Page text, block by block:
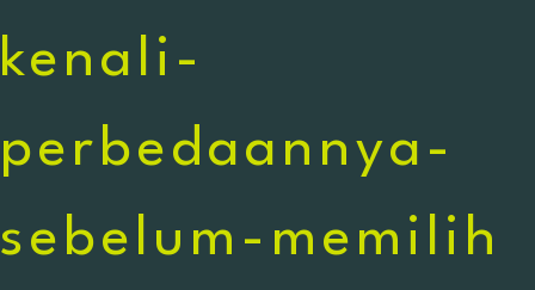
kenali-
perbedaannya-
sebelum-memilih